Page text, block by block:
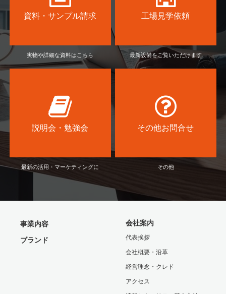
資料・サンプル請求
実物や詳細な資料はこちら
工場見学依頼
最新設備をご覧いただけます
説明会・勉強会
最新の活用・マーケティングに
その他お問合せ
その他
事業内容
ブランド
会社案内
代表挨拶
会社概要・沿革
経営理念・クレド
アクセス